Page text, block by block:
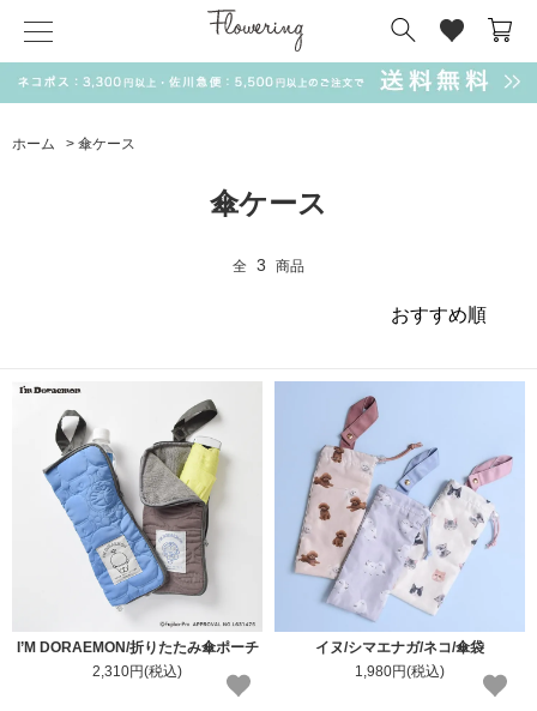
ホーム > 傘ケース
傘ケース
全 3 商品
I’M DORAEMON/折りたたみ傘ポーチ
2,310円(税込)
イヌ/シマエナガ/ネコ/傘袋
1,980円(税込)
気化冷却スカーフ matsui サンリオ キーポーチ